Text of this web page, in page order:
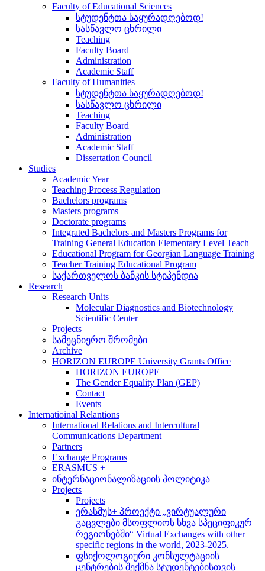
Faculty of Educational Sciences
სტუდენტთა საყურადღებოდ!
სასწავლო ცხრილი
Teaching
Faculty Board
Administration
Academic Staff
Faculty of Humanities
სტუდენტთა საყურადღებოდ!
სასწავლო ცხრილი
Teaching
Faculty Board
Administration
Academic Staff
Dissertation Council
Studies
Academic Year
Teaching Process Regulation
Bachelors programs
Masters programs
Doctorate programs
Integrated Bachelors and Masters Programs for
Training General Education Elementary Level Teach
Educational Program for Georgian Language Training
Teacher Training Educational Program
საქართველოს ბანკის სტიპენდია
Research
Research Units
Molecular Diagnostics and Biotechnology
Scientific Center
Projects
სამეცნიერო შრომები
Archive
HORIZON EUROPE University Grants Office
HORIZON EUROPE
The Gender Equality Plan (GEP)
Contact
Events
Internatioinal Relantions
International Relations and Intercultural
Communications Department
Partners
Exchange Programs
ERASMUS +
ინტერნაციონალიზაციის პოლიტიკა
Projects
Projects
ერასმუს+ პროექტი „ვირტუალური
გაცვლები მსოფლიოს სხვა სპეციფიკურ
რეგიონებში“ Virtual Exchanges with other
specific regions in the world, 2023-2025.
ფსიქოლოგიური კონსულტაციის
ცენტრების შექმნა სტუდენტებისთვის